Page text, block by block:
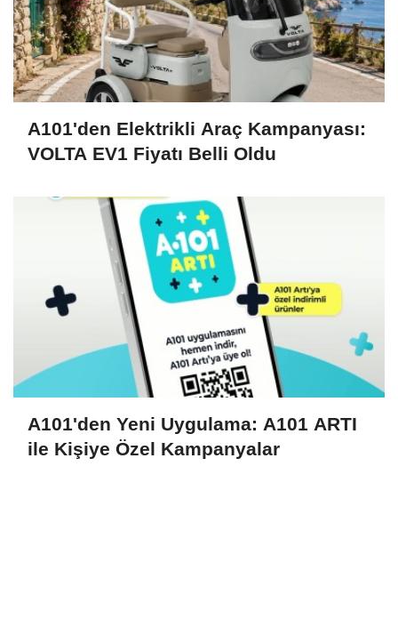
A101'den Elektrikli Araç Kampanyası:
VOLTA EV1 Fiyatı Belli Oldu
A101'den Yeni Uygulama: A101 ARTI
ile Kişiye Özel Kampanyalar